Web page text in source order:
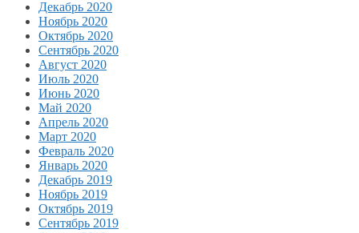
Декабрь 2020
Ноябрь 2020
Октябрь 2020
Сентябрь 2020
Август 2020
Июль 2020
Июнь 2020
Май 2020
Апрель 2020
Март 2020
Февраль 2020
Январь 2020
Декабрь 2019
Ноябрь 2019
Октябрь 2019
Сентябрь 2019